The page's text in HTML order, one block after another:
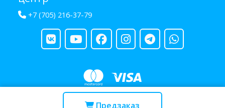
Предзаказ
+7 (705) 216-37-79
Copyright © 2013 - 2026 RUBA - разработано